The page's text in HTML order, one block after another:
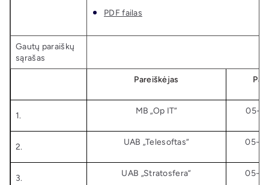
PDF failas
Gautų paraiškų
sąrašas
Pareiškėjas
1. MB „Op IT“ 05-
2. UAB „Telesoftas“ 05-
3. UAB „Stratosfera“ 05-